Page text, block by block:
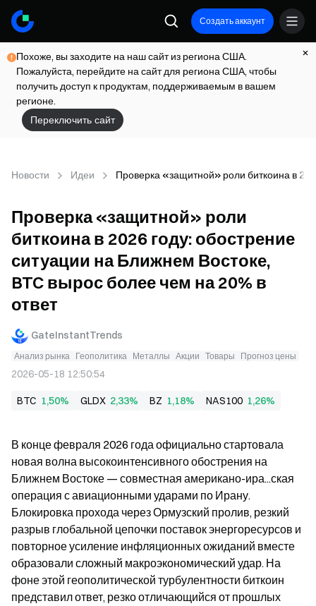
Создать аккаунт
Похоже, вы заходите на наш сайт из региона США.
Пожалуйста, перейдите на сайт для региона США, чтобы
получить доступ к продуктам, поддерживаемым в вашем
регионе.
Переключить сайт
Новости Идеи Проверка «защитной» роли биткоина в
Проверка «защитной» роли
биткоина в 2026 году: обострение
ситуации на Ближнем Востоке,
BTC вырос более чем на 20% в
ответ
GateInstantTrends
Анализ рынка Геополитика Металлы Акции Товары Прогноз цены
2026-05-18 12:50:54
BTC 1,50% GLDX 2,33% BZ 1,18% NAS100 1,26%
В конце февраля 2026 года официально стартовала
новая волна высокоинтенсивного обострения на
Ближнем Востоке — совместная американо-ира...ская
операция с авиационными ударами по Ирану.
Блокировка прохода через Ормузский пролив, резкий
разрыв глобальной цепочки поставок энергоресурсов и
повторное усиление инфляционных ожиданий вместе
образовали сложный макроэкономический удар. На
фоне этой геополитической турбулентности биткоин
представил ответ, резко отличающийся от прошлых